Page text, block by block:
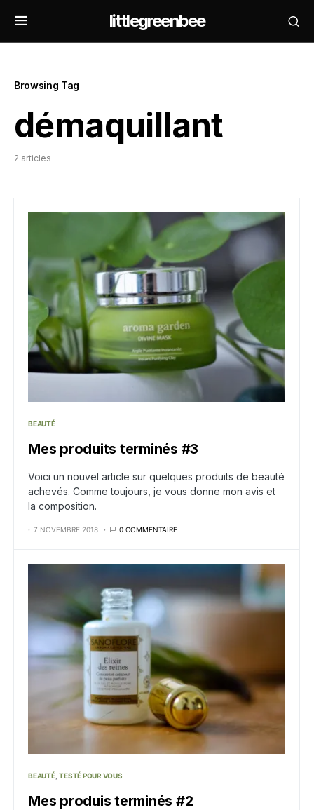
littlegreenbee
Browsing Tag
démaquillant
2 articles
BEAUTÉ
Mes produits terminés #3
Voici un nouvel article sur quelques produits de beauté
achevés. Comme toujours, je vous donne mon avis et
la composition.
7 NOVEMBRE 2018 0 COMMENTAIRE
BEAUTÉ TESTÉ POUR VOUS
Mes produis terminés #2